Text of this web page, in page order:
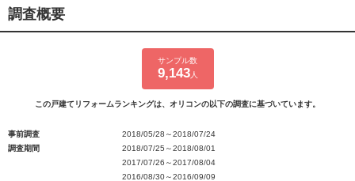
調査概要
サンプル数
9,143人
この戸建てリフォームランキングは、オリコンの以下の調査に基づいています。
事前調査
2018/05/28～2018/07/24
調査期間
2018/07/25～2018/08/01
2017/07/26～2017/08/04
2016/08/30～2016/09/09